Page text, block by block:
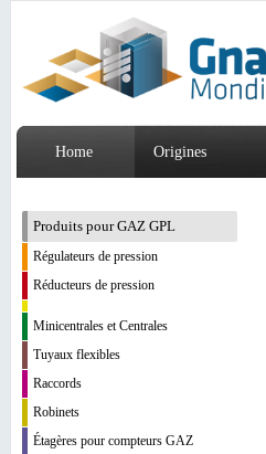
Home Origines
Produits pour GAZ GPL
Régulateurs de pression
Réducteurs de pression
Minicentrales et Centrales
Tuyaux flexibles
Raccords
Robinets
Étagères pour compteurs GAZ